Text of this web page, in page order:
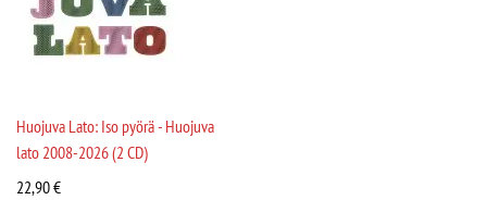
Huojuva Lato: Iso pyörä - Huojuva
lato 2008-2026 (2 CD)
22,90€